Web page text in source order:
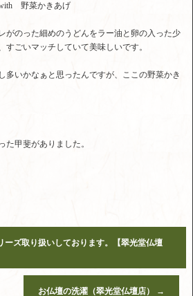
野菜かきあげ
がのった細めのうどんをラー油と卵の入った少
すごいマッチしていて美味しいです。
多いかなぁと思ったんですが、ここの野菜かき
た甲斐がありました。
ーズ取り扱いしております。【翠光堂仏壇
お仏壇の洗濯（翠光堂仏壇店） →